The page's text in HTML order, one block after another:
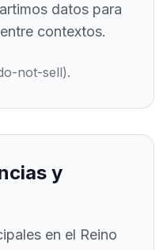
datos para
contextos.
not-sell).
y
en el Reino